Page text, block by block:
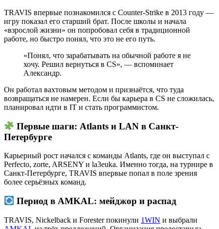
TRAVIS впервые познакомился с Counter-Strike в 2013 году —
игру показал его старший брат. После школы и начала
«взрослой жизни» он попробовал себя в традиционной
работе, но быстро понял, что это не его путь.
«Понял, что зарабатывать на обычной работе я не
хочу. Решил вернуться в CS», — вспоминает
Александр.
Он работал вахтовым методом и признаётся, что туда
возвращаться не намерен. Если бы карьера в CS не сложилась,
планировал идти в IT и стать программистом.
Первые шаги: Atlants и LAN в Санкт-
Петербурге
Карьерный рост начался с команды Atlants, где он выступал с
Perfecto, zorte, ARSENY и la3euka. Именно тогда, на турнире в
Санкт-Петербурге, TRAVIS впервые попал в поле зрения
более серьёзных команд.
Период в AMKAL: мейджор и распад
TRAVIS, Nickelback и Forester покинули 1WIN и выбрали